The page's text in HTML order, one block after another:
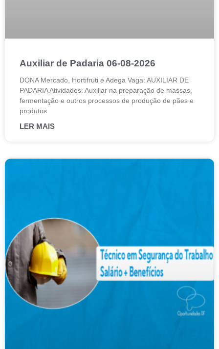
Auxiliar de Padaria 06-08-2026
DONA Mercado, Hortifruti e Adega Vaga: AUXILIAR DE
PADARIA Atividades: Auxiliar na preparação de massas,
fermentação e outros processos de produção de pães e
produtos
LER MAIS